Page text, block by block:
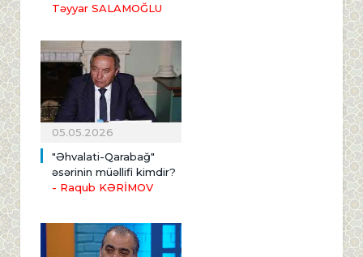
Təyyar SALAMOĞLU
05.05.2026
"Əhvalati-Qarabağ"
əsərinin müəllifi kimdir?
- Raqub KƏRİMOV